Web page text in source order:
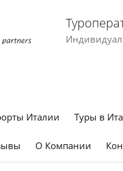
Италии Туры в
О Компании